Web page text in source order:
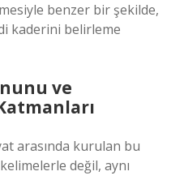
benzer bir şekilde,
kaderini belirleme
ve
arasında kurulan bu
değil, aynı